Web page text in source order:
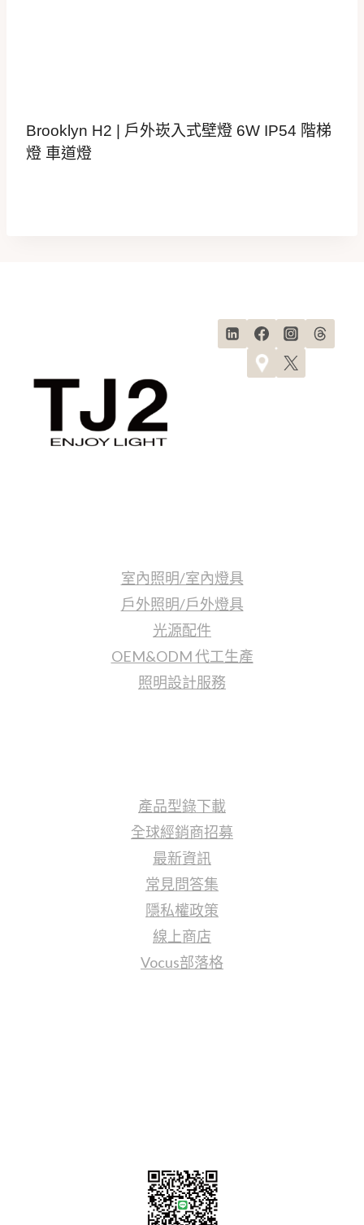
Brooklyn H2 | 戶外崁入式壁燈 6W IP54 階梯
燈 車道燈
室內照明/室內燈具
戶外照明/戶外燈具
光源配件
OEM&ODM 代工生產
照明設計服務
產品型錄下載
全球經銷商招募
最新資訊
常見問答集
隱私權政策
線上商店
Vocus部落格